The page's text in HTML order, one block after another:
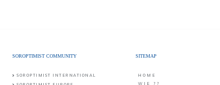
SOROPTIMIST COMMUNITY
SOROPTIMIST INTERNATIONAL
SITEMAP
HOME
WIE ??